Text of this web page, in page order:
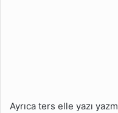
Ayrıca ters elle yazı